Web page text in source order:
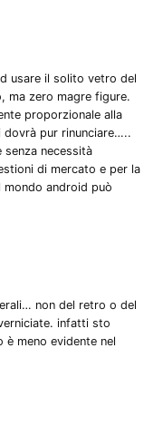
usare il solito vetro del
ma zero magre figure.
proporzionale alla
dovrà pur rinunciare…..
necessità
di mercato e per la
mondo android può
non del retro o del
infatti sto
è meno evidente nel